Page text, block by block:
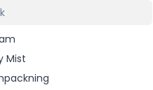
Mist